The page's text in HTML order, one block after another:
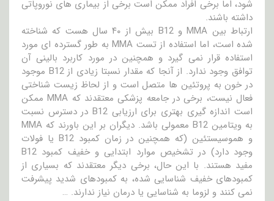
شود، اما برخی افراد ممکن است برخی از بیماری های نوروپاتی
داشته باشند.
ارتباط بین MMA و B12 بیش از ۴۰ سال هست که شناخته
شده است، اما استفاده از تست MMA به طور گسترده ای مورد
استفاده قرار نمی گیرد و همچنین در مورد کاربرد بالینی آن
توافق وجود ندارد. از آنجا که مقدار نسبتا زیادی از B12 موجود
در خون به پروتئین ها متصل است و از لحاظ زیست شناختی
فعال نیست، برخی در جامعه پزشکی معتقدند که MMA ممکن
است اندازه گیری بهتری برای ارزیابی B12 در دسترس نسبت
به ویتامین B12 معمولی باشد. دیگران بر این باورند که MMA
و هموسیستئین (که همچنین در زمان کمبود B12 یا فولات
وجود دارد) در تشخیص موارد ابتدایی و خفیف کمبود B12
مفید هستند. با این حال، برخی دیگر معتقدند که بسیاری از
کمبودهای خفیف شناسایی شده، به کمبودهای شدید پیشرفت
نمی کنند و لزوما به شناسایی یا درمان نیاز ندارند. …